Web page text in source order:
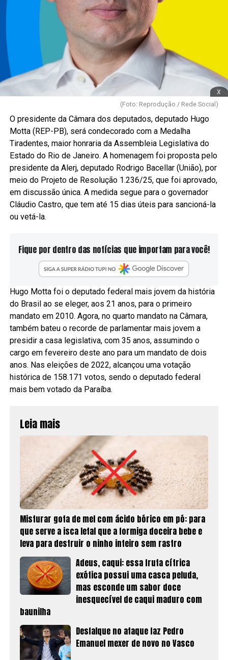
x
(Foto: Reprodução / Rede Social)
O presidente da Câmara dos deputados, deputado Hugo
Motta (REP-PB), será condecorado com a Medalha
Tiradentes, maior honraria da Assembleia Legislativa do
Estado do Rio de Janeiro. A homenagem foi proposta pelo
presidente da Alerj, deputado Rodrigo Bacellar (União), por
meio do Projeto de Resolução 1.236/25, que foi aprovado,
em discussão única. A medida segue para o governador
Cláudio Castro, que tem até 15 dias úteis para sancioná-la
ou vetá-la.
Fique por dentro das notícias que importam para você!
Hugo Motta foi o deputado federal mais jovem da história
do Brasil ao se eleger, aos 21 anos, para o primeiro
mandato em 2010. Agora, no quarto mandato na Câmara,
também bateu o recorde de parlamentar mais jovem a
presidir a casa legislativa, com 35 anos, assumindo o
cargo em fevereiro deste ano para um mandato de dois
anos. Nas eleições de 2022, alcançou uma votação
histórica de 158.171 votos, sendo o deputado federal
mais bem votado da Paraíba.
Leia mais
Misturar gota de mel com ácido bórico em pó: para
que serve a isca letal que a formiga doceira bebe e
leva para destruir o ninho inteiro sem rastro
Adeus, caqui: essa fruta cítrica
exótica possui uma casca peluda,
mas esconde um sabor doce
inesquecível de caqui maduro com
baunilha
Desfalque no ataque faz Pedro
Emanuel mexer de novo no Vasco